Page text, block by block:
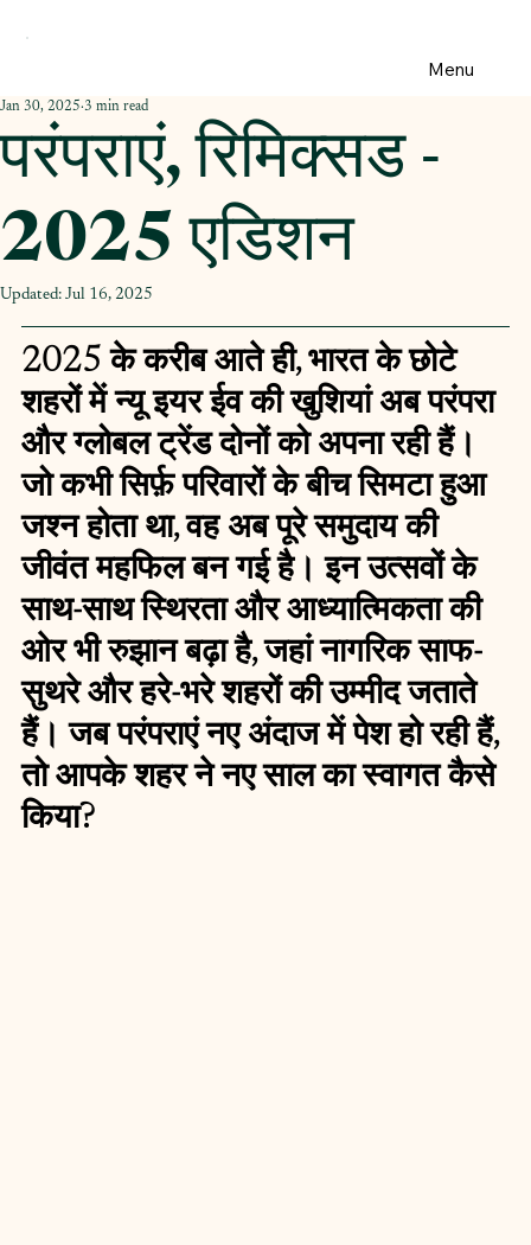
परंपराएं, रिमिक्सड -
2025 एडिशन
Jan 30, 2025 3 min read
Updated: Jul 16, 2025
2025 के करीब आते ही, भारत के छोटे
शहरों में न्यू इयर ईव की खुशियां अब परंपरा
और ग्लोबल ट्रेंड दोनों को अपना रही हैं।
जो कभी सिर्फ़ परिवारों के बीच सिमटा हुआ
जश्न होता था, वह अब पूरे समुदाय की
जीवंत महफिल बन गई है। इन उत्सवों के
साथ-साथ स्थिरता और आध्यात्मिकता की
ओर भी रुझान बढ़ा है, जहां नागरिक साफ-
सुथरे और हरे-भरे शहरों की उम्मीद जताते
हैं। जब परंपराएं नए अंदाज में पेश हो रही हैं,
तो आपके शहर ने नए साल का स्वागत कैसे
किया?
Menu